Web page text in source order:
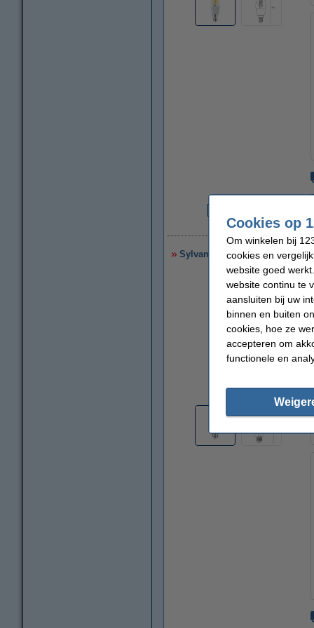
Sylvania Smart lamp E27 |
Cookies op
Om winkelen bij
cookies en
website goed
website continu te
aansluiten bij uw
binnen en buiten
cookies, hoe ze
accepteren om
functionele en